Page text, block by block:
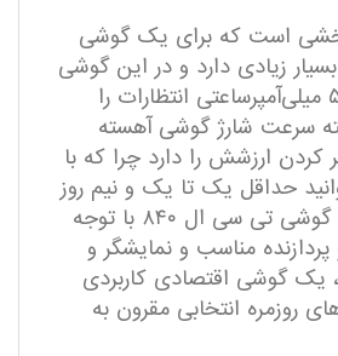
است که برای یک گوشی
زیادی دارد و در این گوشی
نیز با ظرفیت ۵۰۰۰ میلی‌آمپرساعتی انتظارات را
سرعت شارژ گوشی آهسته
کردن ارزشش را دارد چرا که با
حداقل یک تا یک و نیم روز
با گوشی کار کنید. گوشی تی سی ال ۸۴۰ با توجه
مناسب و نمایشگر و
یک گوشی اقتصادی کاربردی
روزمره انتخابی مقرون به